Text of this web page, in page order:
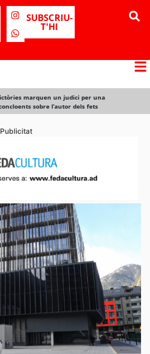
SUBSCRIU-
T'HI
marquen un judici per una
sobre l’autor dels fets
Publicitat